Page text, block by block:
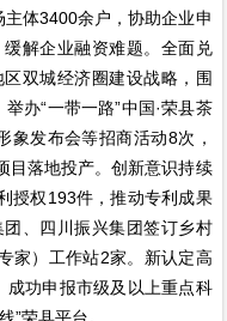
主体3400余户，协助企业申
解企业融资难题。全面兑
双城经济圈建设战略，围
办“一带一路”中国·荣县茶
象发布会等招商活动8次，
目落地投产。创新意识持续
授权193件，推动专利成果
、四川振兴集团签订乡村
家）工作站2家。新认定高
成功申报市级及以上重点科